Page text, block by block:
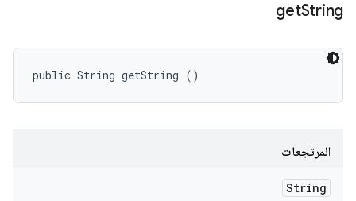
getString
public String getString ()
المرتجعات
String